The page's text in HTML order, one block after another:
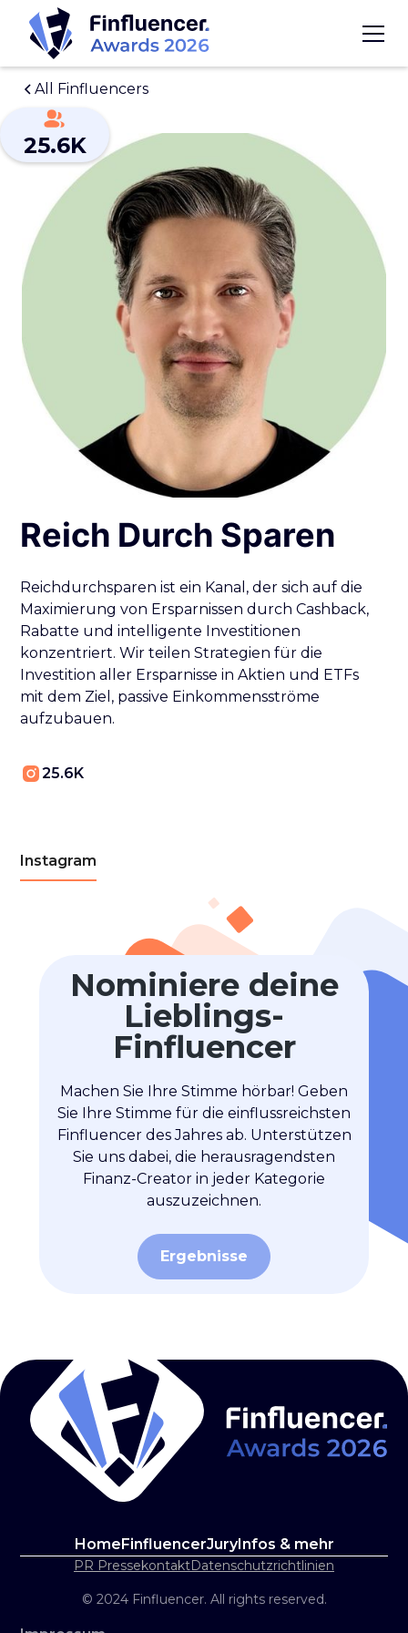
All Finfluencers
Reich Durch Sparen
Reichdurchsparen ist ein Kanal, der sich auf die
Maximierung von Ersparnissen durch Cashback,
Rabatte und intelligente Investitionen
konzentriert. Wir teilen Strategien für die
Investition aller Ersparnisse in Aktien und ETFs
mit dem Ziel, passive Einkommensströme
aufzubauen.
25.6K
25.6K
Instagram
Nominiere deine
Lieblings-
Finfluencer
Machen Sie Ihre Stimme hörbar! Geben
Sie Ihre Stimme für die einflussreichsten
Finfluencer des Jahres ab. Unterstützen
Sie uns dabei, die herausragendsten
Finanz-Creator in jeder Kategorie
auszuzeichnen.
Ergebnisse
Home FinfluencerJuryInfos & mehr
© 2024 Finfluencer. All rights reserved.
PR PressekontaktDatenschutzrichtlinien